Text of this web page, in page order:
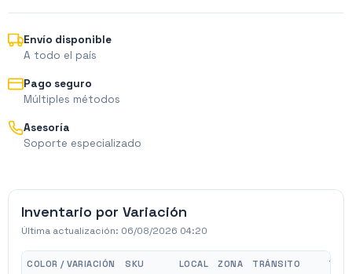
Envío disponible
A todo el país
Pago seguro
Múltiples métodos
Asesoría
Soporte especializado
Inventario por Variación
Última actualización: 06/08/2026 04:20
COLOR / VARIACIÓN SKU LOCAL ZONA TRÁNSITO